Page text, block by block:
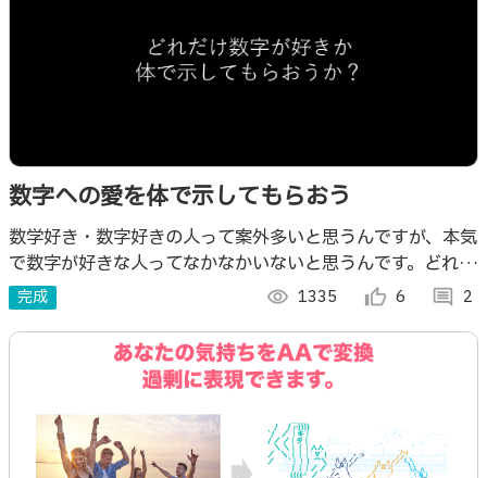
数字への愛を体で示してもらおう
数学好き・数字好きの人って案外多いと思うんですが、本気
で数字が好きな人ってなかなかいないと思うんです。どれだ
け数字が好きか愛しているか。全力で体を張って判定する
webアプリを作りました。
完成 visibility 1335 thumb_up_alt 6 comment 2